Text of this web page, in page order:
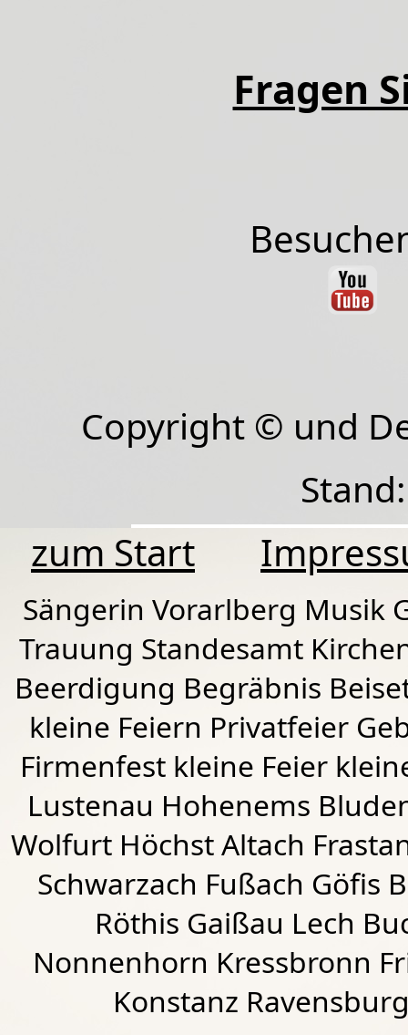
Fragen
Copyright © und
zum Start
Sängerin Vorarlberg Musik
Trauung Standesamt
Beerdigung Begräbnis
kleine Feiern Privatfeier
Firmenfest kleine Feier
Lustenau Hohenems
Wolfurt HöchstAltach
Schwarzach Fußach Göfis
Röthis Gaißau Lech
Nonnenhorn Kressbronn
Konstanz